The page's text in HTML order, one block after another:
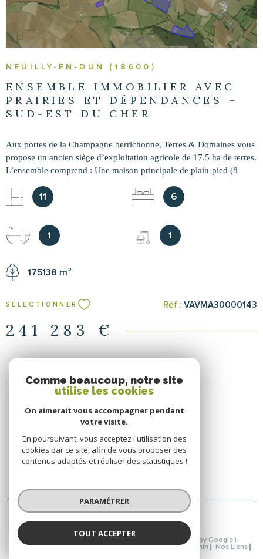
NEUILLY-EN-DUN (18600)
ENSEMBLE IMMOBILIER AVEC
PRAIRIES ET DÉPENDANCES –
SUD-EST DU CHER
Aux portes de la Champagne berrichonne, Terres & Domaines vous
propose un ancien siège d’exploitation agricole de 17.5 ha de terres.
L’ensemble comprend : Une maison principale de plain-pied (8
cuisine, salle de bain, 2 WC, cellier-buanderie. Grenier aménageable
à l’étage et remise attenante. Une seconde maison d’habitation de
d’eau et WC, alimentée directement par les installations de la
maison principale. Une ancienne stabulation de 1 665 m²
terres/prairies attenantes ou proches (moins de 4 km) , accessibles
fioul, menuiseries double vitrage PVC et aluminium, électricité
triphasée, fibre optique possible. Assainissement individuel
fonctionnel (non conforme). Idéal pour un projet équestre ou micro
agricole. Situation : à 10 minutes des commodités, 50 minutes de
auxquels ce bien est exposé sont disponibles sur le site Géorisques
11 6
1 1
175138 m²
SÉLECTIONNER Réf : VAVMA30000143
241 283 €
SE CONNECTER
ESPACE PROPRIÉTAIRE
© 2026 | Tous droits réservés | Traduction powered by Google |
Nos Honoraires
Plan Du Site Mentions Légales Admin
Nos Liens
Comme beaucoup, notre site
utilise les cookies
On aimerait vous accompagner pendant
votre visite.
En poursuivant, vous acceptez l'utilisation des
cookies par ce site, afin de vous proposer des
contenus adaptés et réaliser des statistiques !
PARAMÉTRER
TOUT ACCEPTER